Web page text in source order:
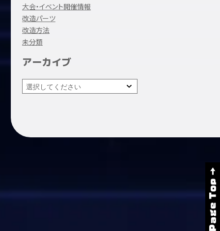
大会・イベント開催情報
改造パーツ
改造方法
未分類
アーカイブ
Page Top →